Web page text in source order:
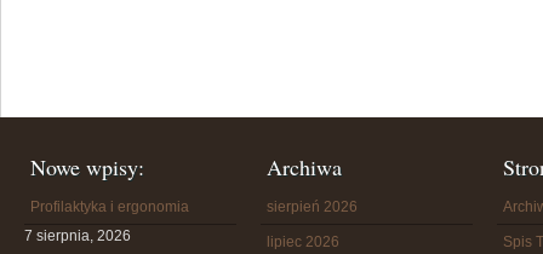
Nowe wpisy:
Profilaktyka i ergonomia
7 sierpnia, 2026
Archiwa
sierpień 2026
lipiec 2026 Spis